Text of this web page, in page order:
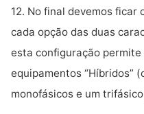
12. No final devemos ficar
cada opção das duas
esta configuração permite
equipamentos “Híbridos”
monofásicos e um